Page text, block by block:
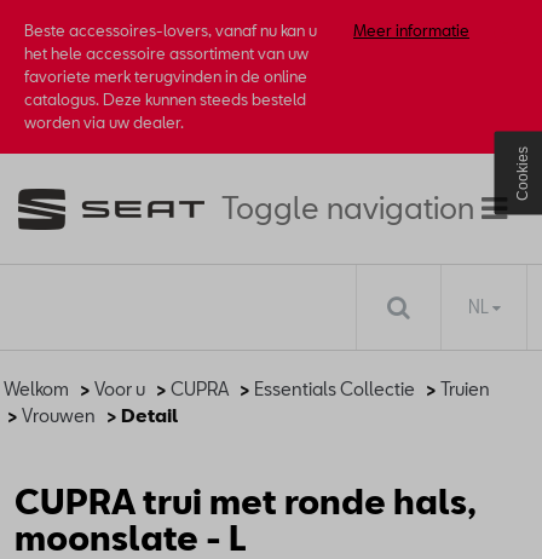
Beste accessoires-lovers, vanaf nu kan u
het hele accessoire assortiment van uw
favoriete merk terugvinden in de online
catalogus. Deze kunnen steeds besteld
worden via uw dealer.
Meer informatie
Toggle navigation
NL
Welkom > Voor u > CUPRA > Essentials Collectie > Truien
> Vrouwen > Detail
CUPRA trui met ronde hals,
moonslate - L
Cookies